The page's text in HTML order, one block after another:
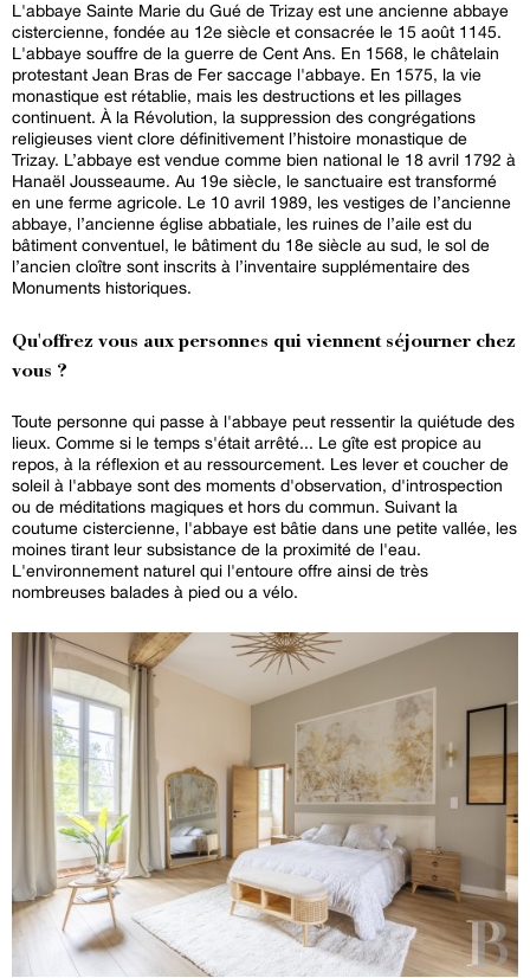
L'abbaye Sainte Marie du Gué de Trizay est une ancienne abbaye
cistercienne, fondée au 12e siècle et consacrée le 15 août 1145.
L'abbaye souffre de la guerre de Cent Ans. En 1568, le châtelain
protestant Jean Bras de Fer saccage l'abbaye. En 1575, la vie
monastique est rétablie, mais les destructions et les pillages
continuent. À la Révolution, la suppression des congrégations
religieuses vient clore définitivement l’histoire monastique de
Trizay. L’abbaye est vendue comme bien national le 18 avril 1792 à
Hanaël Jousseaume. Au 19e siècle, le sanctuaire est transformé
en une ferme agricole. Le 10 avril 1989, les vestiges de l’ancienne
abbaye, l’ancienne église abbatiale, les ruines de l’aile est du
bâtiment conventuel, le bâtiment du 18e siècle au sud, le sol de
l’ancien cloître sont inscrits à l’inventaire supplémentaire des
Monuments historiques.
Qu'offrez vous aux personnes qui viennent séjourner chez
vous ?
Toute personne qui passe à l'abbaye peut ressentir la quiétude des
lieux. Comme si le temps s'était arrêté... Le gîte est propice au
repos, à la réflexion et au ressourcement. Les lever et coucher de
soleil à l'abbaye sont des moments d'observation, d'introspection
ou de méditations magiques et hors du commun. Suivant la
coutume cistercienne, l'abbaye est bâtie dans une petite vallée, les
moines tirant leur subsistance de la proximité de l'eau.
L'environnement naturel qui l'entoure offre ainsi de très
nombreuses balades à pied ou a vélo.